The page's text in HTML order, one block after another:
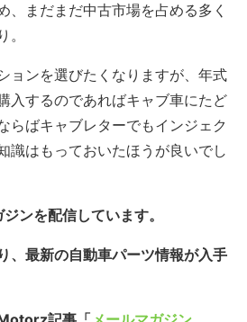
、まだまだ中古市場を占める多く
ョンを選びたくなりますが、年式
入するのであればキャブ車にたど
らばキャブレターでもインジェク
識はもっておいたほうが良いでし
ンを配信しています。
、最新の自動車パーツ情報が入手